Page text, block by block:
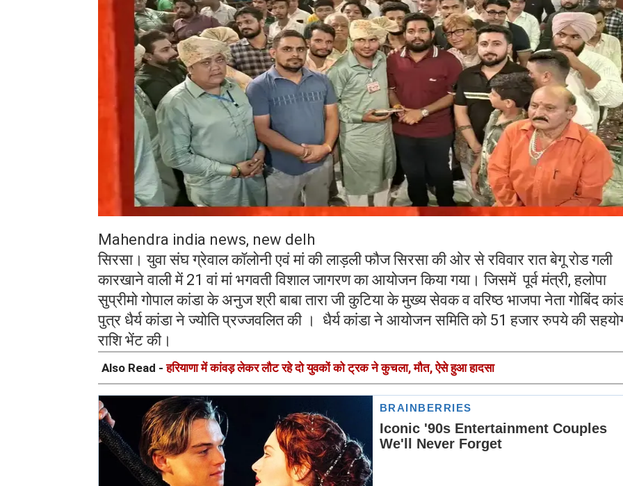
Mahendra india news, new delh
सिरसा। युवा संघ ग्रेवाल कॉलोनी एवं मां की लाड़ली फौज सिरसा की ओर से रविवार रात बेगू रोड गली
कारखाने वाली में 21 वां मां भगवती विशाल जागरण का आयोजन किया गया। जिसमें पूर्व मंत्री, हलोपा
सुप्रीमो गोपाल कांडा के अनुज श्री बाबा तारा जी कुटिया के मुख्य सेवक व वरिष्ठ भाजपा नेता गोबिंद
पुत्र धैर्य कांडा ने ज्योति प्रज्जवलित की । धैर्य कांडा ने आयोजन समिति को 51 हजार रुपये की
राशि भेंट की।
Also Read -हरियाणा में कांवड़ लेकर लौट रहे दो युवकों को ट्रक ने कुचला, मौत, ऐसे हुआ हादसा